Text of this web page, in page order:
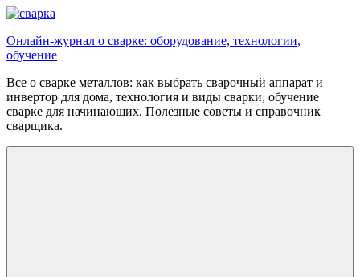
Перейти
содержимому
Онлайн-журнал о сварке: оборудование, технологии,
обучение
Все о сварке металлов: как выбрать сварочный аппарат и
инвертор для дома, технология и виды сварки, обучение
сварке для начинающих. Полезные советы и справочник
сварщика.